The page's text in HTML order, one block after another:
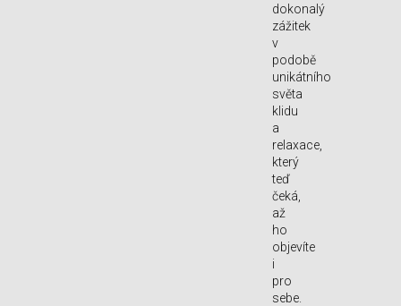
dokonalý
zážitek
v
podobě
unikátního
světa
klidu
a
relaxace,
který
teď
čeká,
až
ho
objevíte
i
pro
sebe.